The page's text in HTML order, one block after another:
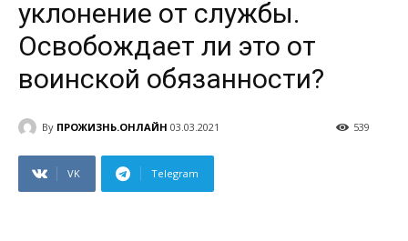
уклонение от службы.
Освобождает ли это от
воинской обязанности?
By ПРОЖИЗНЬ.ОНЛАЙН 03.03.2021 539
VK Telegram